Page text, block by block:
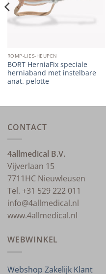
ROMP-LIES-HEUPEN
BORT HerniaFix speciale
herniaband met instelbare
anat. pelotte
CONTACT
4allmedical B.V.
Vijverlaan 15
7711HC Nieuwleusen
Tel. +31 529 222 011
info@4allmedical.nl
www.4allmedical.nl
WEBWINKEL
Webshop Zakelijk Klant